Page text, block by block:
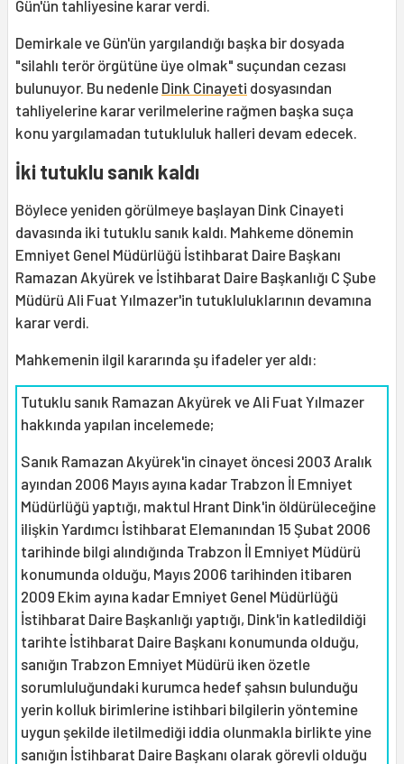
Gün'ün tahliyesine karar verdi.
Demirkale ve Gün'ün yargılandığı başka bir dosyada
"silahlı terör örgütüne üye olmak" suçundan cezası
bulunuyor. Bu nedenle Dink Cinayeti dosyasından
tahliyelerine karar verilmelerine rağmen başka suça
konu yargılamadan tutukluluk halleri devam edecek.
İki tutuklu sanık kaldı
Böylece yeniden görülmeye başlayan Dink Cinayeti
davasında iki tutuklu sanık kaldı. Mahkeme dönemin
Emniyet Genel Müdürlüğü İstihbarat Daire Başkanı
Ramazan Akyürek ve İstihbarat Daire Başkanlığı C Şube
Müdürü Ali Fuat Yılmazer'in tutukluluklarının devamına
karar verdi.
Mahkemenin ilgil kararında şu ifadeler yer aldı:
Tutuklu sanık Ramazan Akyürek ve Ali Fuat Yılmazer
hakkında yapılan incelemede;
Sanık Ramazan Akyürek'in cinayet öncesi 2003 Aralık
ayından 2006 Mayıs ayına kadar Trabzon İl Emniyet
Müdürlüğü yaptığı, maktul Hrant Dink'in öldürüleceğine
ilişkin Yardımcı İstihbarat Elemanından 15 Şubat 2006
tarihinde bilgi alındığında Trabzon İl Emniyet Müdürü
konumunda olduğu, Mayıs 2006 tarihinden itibaren
2009 Ekim ayına kadar Emniyet Genel Müdürlüğü
İstihbarat Daire Başkanlığı yaptığı, Dink'in katledildiği
tarihte İstihbarat Daire Başkanı konumunda olduğu,
sanığın Trabzon Emniyet Müdürü iken özetle
sorumluluğundaki kurumca hedef şahsın bulunduğu
yerin kolluk birimlerine istihbari bilgilerin yöntemine
uygun şekilde iletilmediği iddia olunmakla birlikte yine
sanığın İstihbarat Daire Başkanı olarak görevli olduğu